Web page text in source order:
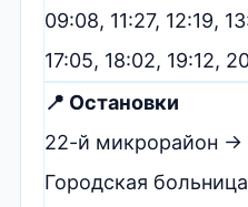
09:08, 11:27, 12:19,
17:05, 18:02, 19:12,
📍 Остановки
22-й микрорайон
Городская